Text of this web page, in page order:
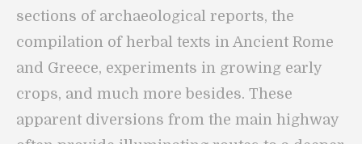
sections of archaeological reports, the
compilation of herbal texts in Ancient Rome
and Greece, experiments in growing early
crops, and much more besides. These
apparent diversions from the main highway